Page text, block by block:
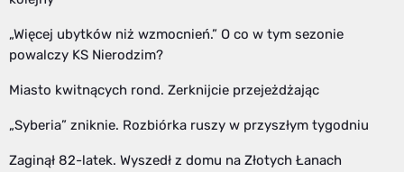
„Więcej ubytków niż wzmocnień.” O co w tym sezonie
powalczy KS Nierodzim?
Miasto kwitnących rond. Zerknijcie przejeżdżając
„Syberia” zniknie. Rozbiórka ruszy w przyszłym tygodniu
Zaginął 82-latek. Wyszedł z domu na Złotych Łanach